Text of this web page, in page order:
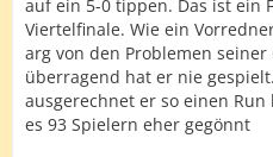
auf ein 5-0 tippen. Das ist ein
Viertelfinale. Wie ein
arg von den Problemen
überragend hat er nie
ausgerechnet er so einen
es 93 Spielern eher gegönnt